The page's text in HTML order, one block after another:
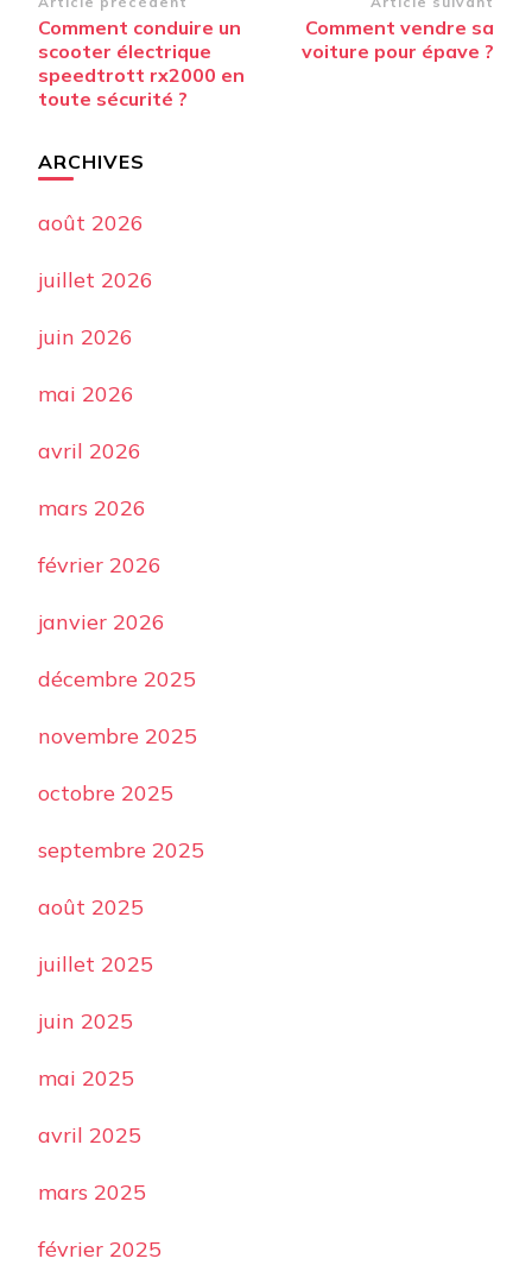
Navigation
d’article
Comment conduire un
scooter électrique
speedtrott rx2000 en
toute sécurité ?
Comment vendre sa
voiture pour épave ?
ARCHIVES
août 2026
juillet 2026
juin 2026
mai 2026
avril 2026
mars 2026
février 2026
janvier 2026
décembre 2025
novembre 2025
octobre 2025
septembre 2025
août 2025
juillet 2025
juin 2025
mai 2025
avril 2025
mars 2025
février 2025